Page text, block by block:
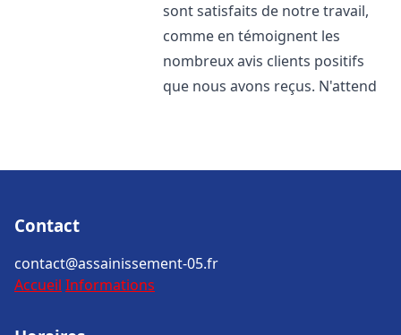
sont satisfaits de notre travail,
comme en témoignent les
nombreux avis clients positifs
que nous avons reçus. N'attend
Contact
contact@assainissement-05.fr
Accueil Informations